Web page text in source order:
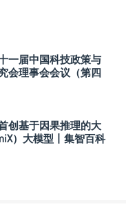
一届中国科技政策与
会理事会会议（第四
创基于因果推理的大
）大模型丨集智百科